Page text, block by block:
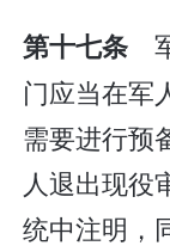
第十七条
门应当在军
需要进行预
人退出现役
统中注明，